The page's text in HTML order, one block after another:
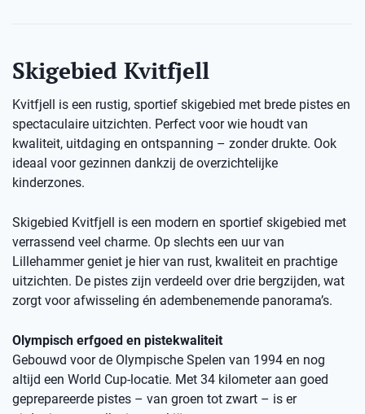
Skigebied Kvitfjell
Kvitfjell is een rustig, sportief skigebied met brede pistes en
spectaculaire uitzichten. Perfect voor wie houdt van
kwaliteit, uitdaging en ontspanning – zonder drukte. Ook
ideaal voor gezinnen dankzij de overzichtelijke
kinderzones.
Skigebied Kvitfjell is een modern en sportief skigebied met
verrassend veel charme. Op slechts een uur van
Lillehammer geniet je hier van rust, kwaliteit en prachtige
uitzichten. De pistes zijn verdeeld over drie bergzijden, wat
zorgt voor afwisseling én adembenemende panorama’s.
Olympisch erfgoed en pistekwaliteit
Gebouwd voor de Olympische Spelen van 1994 en nog
altijd een World Cup-locatie. Met 34 kilometer aan goed
geprepareerde pistes – van groen tot zwart – is er